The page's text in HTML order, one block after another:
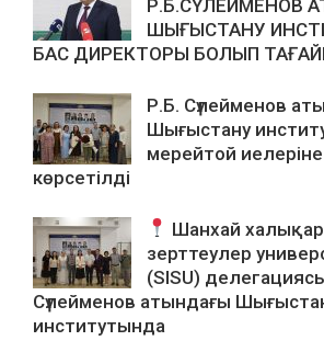
Р.Б.СҮЛЕЙМЕНОВ
ШЫҒЫСТАНУ
БАС ДИРЕКТОРЫ БОЛЫП
Р.Б. Сүлейменов
Шығыстану
мерейтой
көрсетілді
Шанхай
зерттеулер
(SISU)
Сүлейменов атындағы
институтында